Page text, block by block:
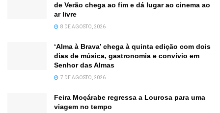
de Verão chega ao fim e dá lugar ao cinema ao
ar livre
8 DE AGOSTO, 2026
‘Alma à Brava’ chega à quinta edição com dois
dias de música, gastronomia e convívio em
Senhor das Almas
7 DE AGOSTO, 2026
Feira Moçárabe regressa a Lourosa para uma
viagem no tempo